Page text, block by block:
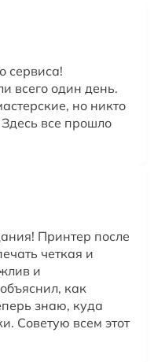
сервиса!
всего один день.
но никто
все прошло
Принтер после
четкая и
и
как
знаю, куда
Советую всем этот